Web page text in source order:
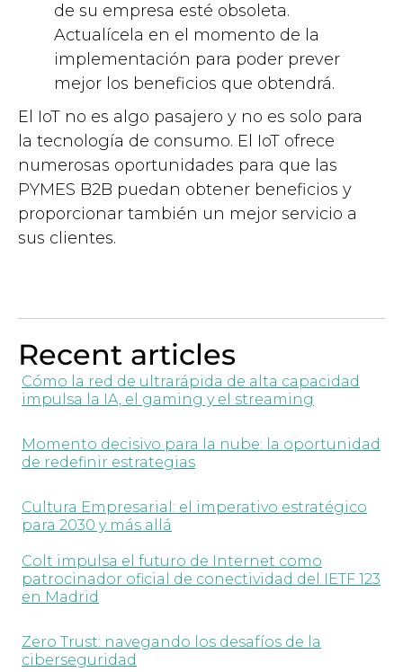
de su empresa esté obsoleta.
Actualícela en el momento de la
implementación para poder prever
mejor los beneficios que obtendrá.
El IoT no es algo pasajero y no es solo para
la tecnología de consumo. El IoT ofrece
numerosas oportunidades para que las
PYMES B2B puedan obtener beneficios y
proporcionar también un mejor servicio a
sus clientes.
Recent articles
Cómo la red de ultrarápida de alta capacidad
impulsa la IA, el gaming y el streaming
Momento decisivo para la nube: la oportunidad
de redefinir estrategias
Cultura Empresarial: el imperativo estratégico
para 2030 y más allá
Colt impulsa el futuro de Internet como
patrocinador oficial de conectividad del IETF 123
en Madrid
Zero Trust: navegando los desafíos de la
ciberseguridad